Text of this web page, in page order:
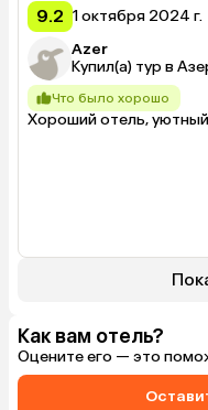
9.2 1 октября 2024 г.
Azer
Купил(а) тур в
Что было хорошо
Хороший отель,
Как вам отель?
Оцените его — это